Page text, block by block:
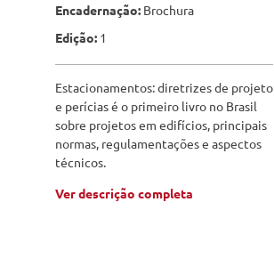
Engenharia Metalúrgica
Exatas e Energia
Geociências
Geotecnologias
Encadernação: Brochura
Edição: 1
Estacionamentos: diretrizes de projeto
e perícias é o primeiro livro no Brasil
sobre projetos em edifícios, principais
normas, regulamentações e aspectos
técnicos.
Ver descrição completa